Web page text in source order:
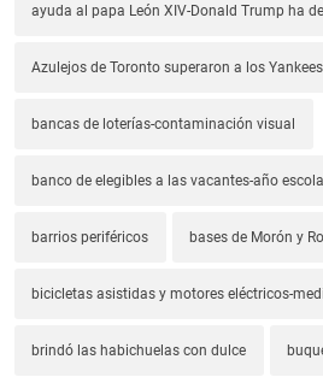
ayuda al papa León XIV-Donald Trump ha
Azulejos de Toronto superaron a los
bancas de loterías-contaminación visual
banco de elegibles a las vacantes-año
barrios periféricos bases de Morón y
bicicletas asistidas y motores eléctricos-
brindó las habichuelas con dulce